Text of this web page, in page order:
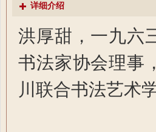
详细介绍
洪厚甜，一九六
书法家协会理事
川联合书法艺术